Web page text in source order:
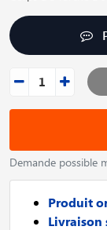
Demande possible
Produit
Livraison